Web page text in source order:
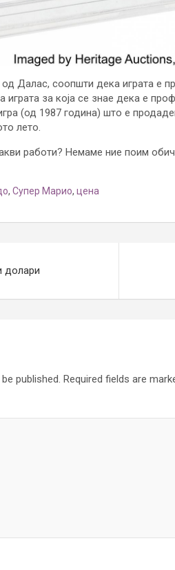
Далас, соопшти дека играта е
играта за која се знае дека е
(од 1987 година) што е
лето.
работи? Немаме ние поим
, Супер Марио, цена
долари
published. Required fields are